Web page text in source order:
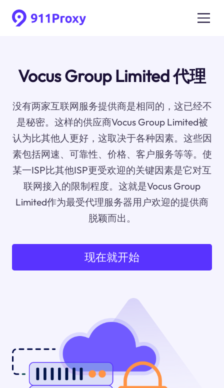
Vocus Group Limited 代理
没有两家互联网服务提供商是相同的，这已经不
是秘密。这样的供应商Vocus Group Limited被
认为比其他人更好，这取决于各种因素。这些因
素包括网速、可靠性、价格、客户服务等等。使
某一ISP比其他ISP更受欢迎的关键因素是它对互
联网接入的限制程度。这就是Vocus Group
Limited作为最受代理服务器用户欢迎的提供商
脱颖而出。
现在就开始